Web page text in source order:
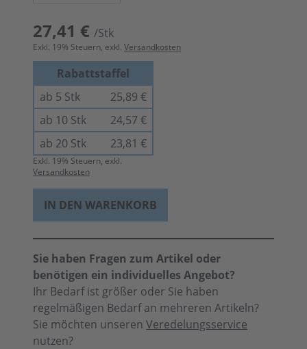
27,41 € /Stk
Exkl. 19% Steuern, exkl. Versandkosten
Rabattstaffel
ab 5 Stk
25,89 €
ab 10 Stk
24,57 €
ab 20 Stk
23,81 €
Exkl. 19% Steuern, exkl.
Versandkosten
IN DEN WARENKORB
Sie haben Fragen zum Artikel oder
benötigen ein individuelles Angebot?
Ihr Bedarf ist größer oder Sie haben
regelmäßigen Bedarf an mehreren Artikeln?
Sie möchten unseren Veredelungsservice
nutzen?